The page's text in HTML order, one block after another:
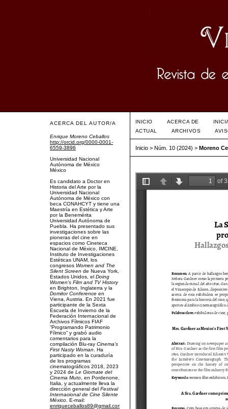
ACERCA DEL AUTOR/A
Enrique Moreno Ceballos
http://orcid.org/0000-0001-
6559-3896
Universidad Nacional
Autónoma de México
México
Es candidato a Doctor en
Historia del Arte por la
Universidad Nacional
Autónoma de México con
beca CONAHCYT y tiene una
Maestría en Estética y Arte
por la Benemérita
Universidad Autónoma de
Puebla. Ha presentado sus
investigaciones sobre las
pioneras del cine en
espacios como Cineteca
Nacional de México, IMCINE,
Instituto de Investigaciones
Estéticas UNAM, los
congresos Women and The
Silent Screen de Nueva York,
Estados Unidos, el Doing
Women’s Film and TV History
en Brighton, Inglaterra y la
Domitor Conference en
Viena, Austria. En 2021 fue
participante de la Sexta
Escuela de Invierno de la
Federación Internacional de
Archivos Fílmicos FIAF
“Programando Patrimonio
Fílmico” y grabó audio
comentarios para la
compilación Blu-ray Cinema's
First Nasty Woman . Ha
participado en la curaduría
de los programas
cinematográficos 2018, 2023
y 2024 de Le Giornate del
Cinema Muto , en Pordenone,
Italia, y actualmente lleva la
dirección general del Festival
Internacional de Cine Silente
México . E-mail:
enriqueceballos89@gmail.com
INICIO ACERCA DE
ACTUAL
ARCHIVOS
Inicio> Núm. 10 (2024) > Moreno